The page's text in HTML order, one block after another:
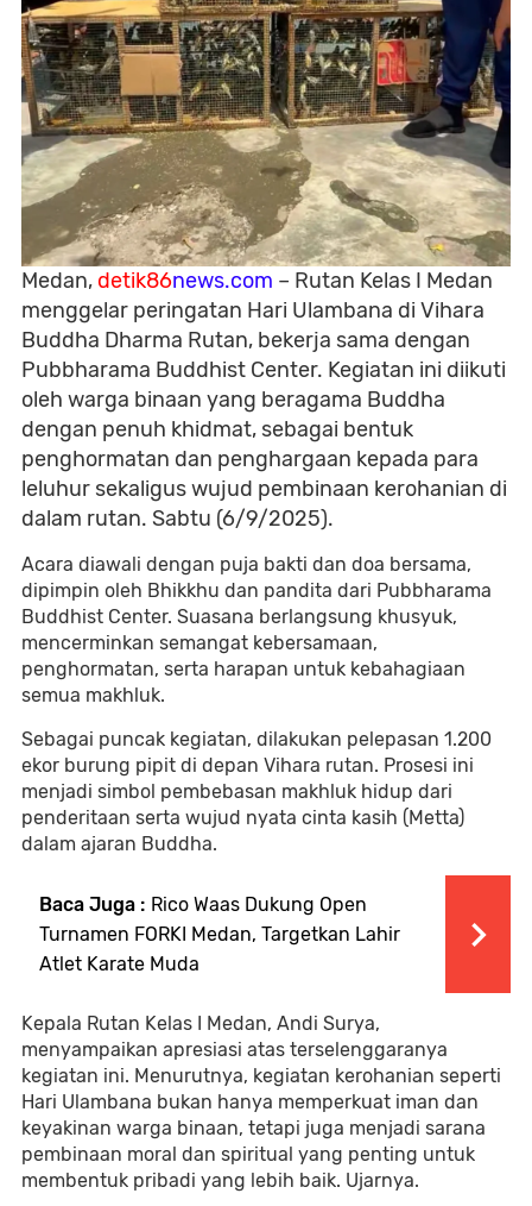
Medan, detik86news.com – Rutan Kelas I Medan
menggelar peringatan Hari Ulambana di Vihara
Buddha Dharma Rutan, bekerja sama dengan
Pubbharama Buddhist Center. Kegiatan ini diikuti
oleh warga binaan yang beragama Buddha
dengan penuh khidmat, sebagai bentuk
penghormatan dan penghargaan kepada para
leluhur sekaligus wujud pembinaan kerohanian di
dalam rutan. Sabtu (6/9/2025).
Acara diawali dengan puja bakti dan doa bersama,
dipimpin oleh Bhikkhu dan pandita dari Pubbharama
Buddhist Center. Suasana berlangsung khusyuk,
mencerminkan semangat kebersamaan,
penghormatan, serta harapan untuk kebahagiaan
semua makhluk.
Sebagai puncak kegiatan, dilakukan pelepasan 1.200
ekor burung pipit di depan Vihara rutan. Prosesi ini
menjadi simbol pembebasan makhluk hidup dari
penderitaan serta wujud nyata cinta kasih (Metta)
dalam ajaran Buddha.
Baca Juga : Rico Waas Dukung Open
Turnamen FORKI Medan, Targetkan Lahir
Atlet Karate Muda
Kepala Rutan Kelas I Medan, Andi Surya,
menyampaikan apresiasi atas terselenggaranya
kegiatan ini. Menurutnya, kegiatan kerohanian seperti
Hari Ulambana bukan hanya memperkuat iman dan
keyakinan warga binaan, tetapi juga menjadi sarana
pembinaan moral dan spiritual yang penting untuk
membentuk pribadi yang lebih baik. Ujarnya.